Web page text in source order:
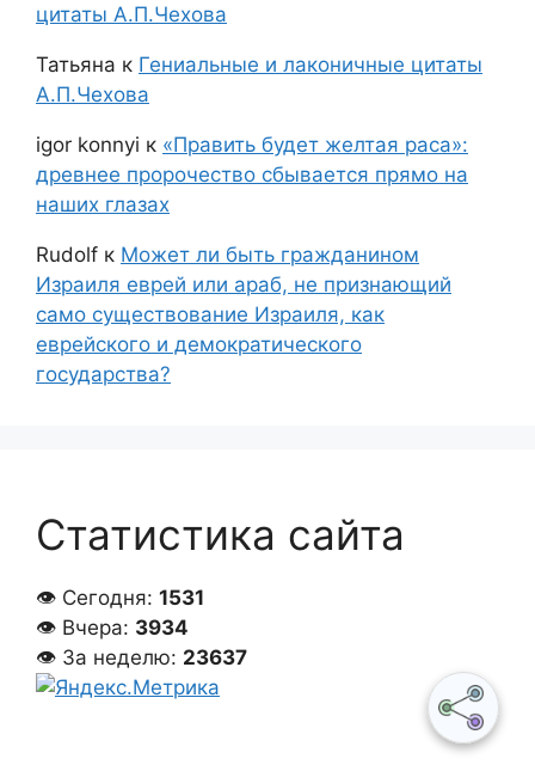
цитаты А.П.Чехова
Татьяна к Гениальные и лаконичные цитаты
А.П.Чехова
igor konnyi к «Править будет желтая раса»:
древнее пророчество сбывается прямо на
наших глазах
Rudolf к Может ли быть гражданином
Израиля еврей или араб, не признающий
само существование Израиля, как
еврейского и демократического
государства?
Статистика сайта
👁 Сегодня: 1531
👁 Вчера: 3934
👁 За неделю: 23637